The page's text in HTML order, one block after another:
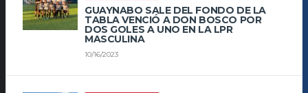
GUAYNABO SALE DEL FONDO DE LA
TABLA VENCIÓ A DON BOSCO POR
DOS GOLES A UNO EN LA LPR
MASCULINA
10/16/2023